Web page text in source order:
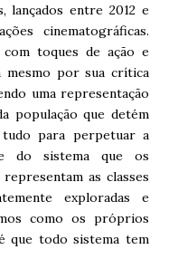
entre 2012 e
cinematográficas.
toques de ação e
mesmo por sua crítica
uma representação
população que detém
para perpetuar a
do sistema que os
as classes
exploradas e
como os próprios
que todo sistema tem